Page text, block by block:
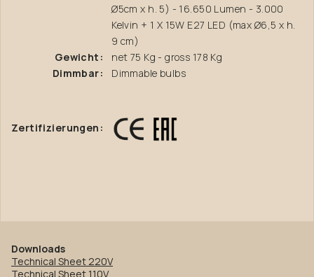
Ø5cm x h. 5) - 16.650 Lumen - 3.000
Kelvin + 1 X 15W E27 LED (max Ø6,5 x h.
9 cm)
Gewicht:
net 75 Kg - gross 178 Kg
Dimmbar:
Dimmable bulbs
Zertifizierungen:
Downloads
Technical Sheet 220V
Technical Sheet 110V